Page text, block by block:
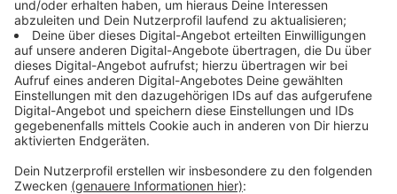
Garage geplant werden, heißt es. Das zweite
Untergeschoss der Wiedenhof-Tiefgarage steht seit
dem Frühjahr 2024 unter Wasser. In diesem Sommer
sei der Pegel aber so weit gesunken, dass mit der
Trocknung und Reinigung begonnen werden kann, so
die Stadt. Sollte sich der 3D-Scan als sinnvoll
erweisen, soll dieser auch in anderen überfluteten